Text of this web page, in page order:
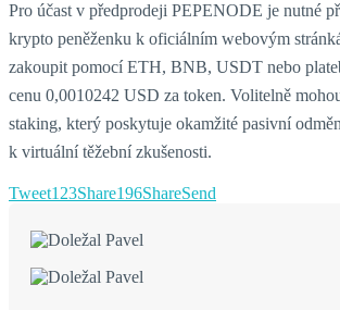
Pro účast v předprodeji PEPENODE je nutné
krypto peněženku k oficiálním webovým
zakoupit pomocí ETH, BNB, USDT nebo
cenu 0,0010242 USD za token. Volitelně
staking, který poskytuje okamžité pasivní
k virtuální těžební zkušenosti.
Tweet123Share196ShareSend